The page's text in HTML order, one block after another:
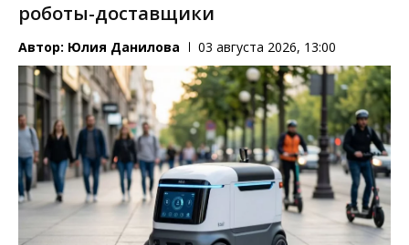
роботы-доставщики
Автор: Юлия Данилова 03 августа 2026, 13:00